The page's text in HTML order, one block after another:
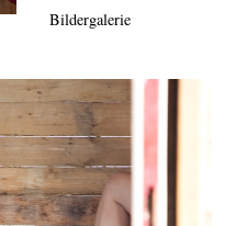
Bildergalerie